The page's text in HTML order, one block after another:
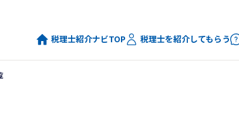
税理士紹介ナビTOP 税理士を紹介してもらう